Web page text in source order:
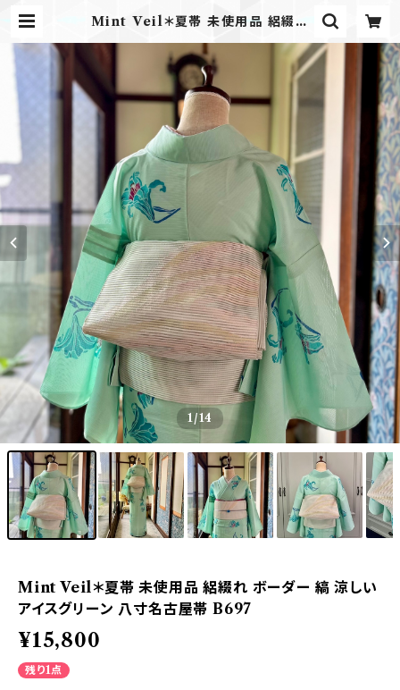
Mint Veil＊夏帯 未使用品 絽綴れ
八寸名古屋帯 B697 | kimono ten
to
1/14
Mint Veil＊夏帯 未使用品 絽綴れ ボーダー 縞 涼しい
アイスグリーン 八寸名古屋帯 B697
¥15,800
残り1点